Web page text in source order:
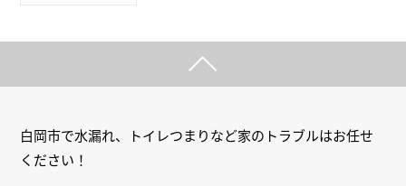
白岡市で水漏れ、トイレつまりなど家のトラブルはお任せ
ください！